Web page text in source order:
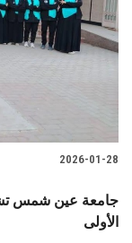
2026-01-28
جامعة عين شمس
الأولى